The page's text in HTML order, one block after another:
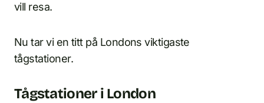
vill resa.
Nu tar vi en titt på Londons viktigaste
tågstationer.
Tågstationer i London